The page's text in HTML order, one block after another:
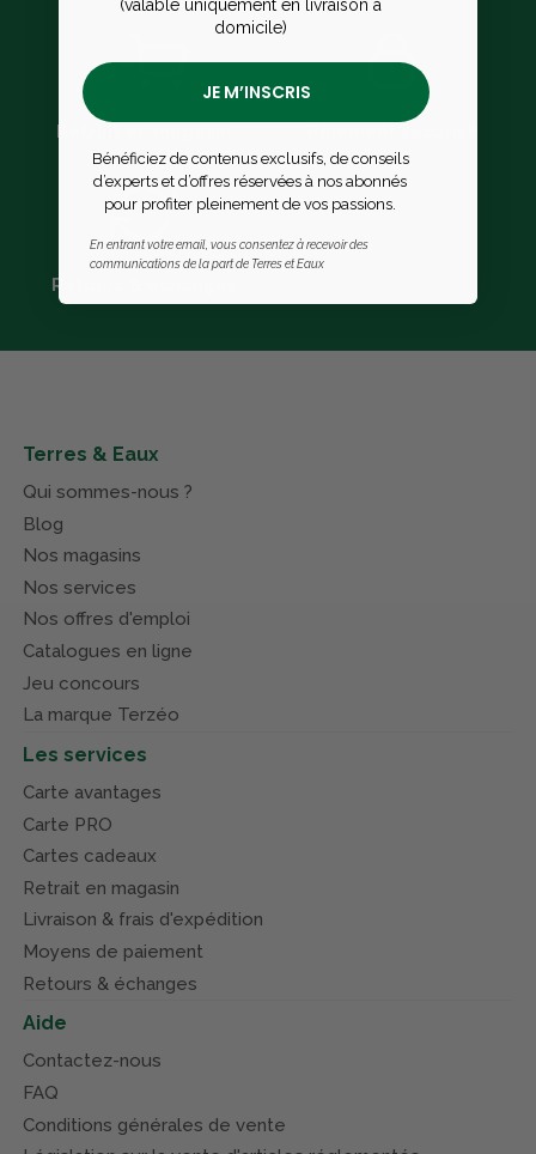
Retrait en magasin
Retours & échanges
Terres & Eaux
Qui sommes-nous ?
Blog
Nos magasins
Nos services
Nos offres d'emploi
Catalogues en ligne
Jeu concours
La marque Terzéo
Les services
Carte avantages
Carte PRO
Cartes cadeaux
Retrait en magasin
Livraison & frais d'expédition
Moyens de paiement
Retours & échanges
Aide
Contactez-nous
FAQ
Conditions générales de vente
(valable uniquement en livraison à
domicile)
JE M’INSCRIS
Bénéficiez de contenus exclusifs, de conseils
d’experts et d’offres réservées à nos abonnés
pour profiter pleinement de vos passions.
En entrant votre email, vous consentez à recevoir des
communications de la part de Terres et Eaux